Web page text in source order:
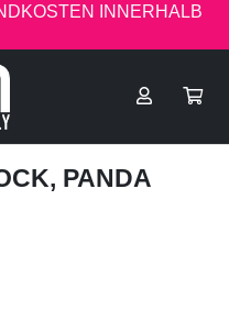
INNERHALB
PANDA